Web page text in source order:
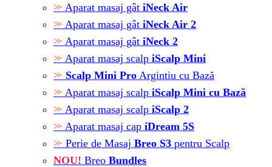
Aparat masaj gât iNeck Air
Aparat masaj gât iNeck Air 2
Aparat masaj gât iNeck 2
Aparat masaj scalp iScalp Mini
Scalp Mini Pro Argintiu cu Bază
Aparat masaj scalp iScalp Mini cu Bază
Aparat masaj scalp iScalp 2
Aparat masaj cap iDream 5S
Perie de Masaj Breo S3 pentru Scalp
NOU! Breo Bundles